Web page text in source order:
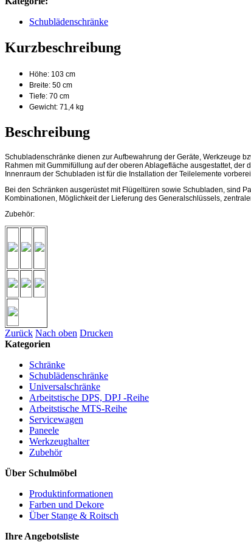
Schublädenschränke
Kurzbeschreibung
Höhe: 103 cm
Breite: 50 cm
Tiefe: 70 cm
Gewicht: 71,4 kg
Beschreibung
Schubladenschränke dienen zur Aufbewahrung der Geräte, Werkzeuge
Rahmen mit Gummifüllung auf der oberen Ablagefläche ausgestattet,
Innenraum der Schubladen ist für die Installation der Teilelemente
Bei den Schränken ausgerüstet mit Flügeltüren sowie Schubladen, sind
Kombinationen, Möglichkeit der Lieferung des Generalschlüssels,
Zubehör:
Zurück Nach oben Drucken
Kategorien
Schränke
Schublädenschränke
Universalschränke
Arbeitstische DPS, DPJ -Reihe
Arbeitstische MTS-Reihe
Servicewagen
Paneele
Werkzeughalter
Zubehör
Über Schulmöbel
Produktinformationen
Farben und Dekore
Über Stange & Roitsch
Ihre Angebotsliste